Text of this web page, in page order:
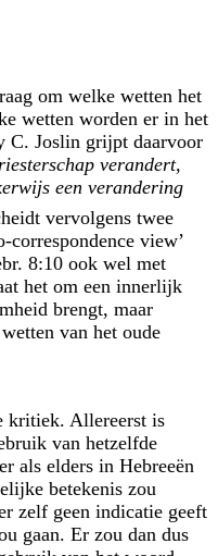
om welke wetten het
wetten worden er in het
C. Joslin grijpt daarvoor
verandert,
een verandering
vervolgens twee
view’
8:10 ook wel met
het om een innerlijk
brengt, maar
van het oude
kritiek. Allereerst is
van hetzelfde
als elders in Hebreeën
betekenis zou
zelf geen indicatie geeft
gaan. Er zou dan dus